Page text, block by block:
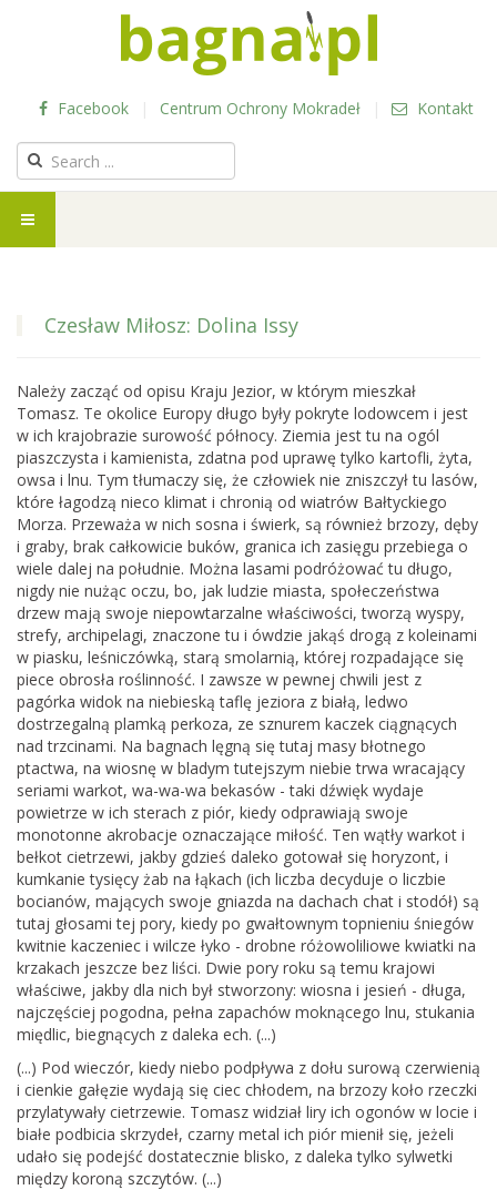
Facebook | Centrum Ochrony Mokradeł | Kontakt
Czesław Miłosz: Dolina Issy
Należy zacząć od opisu Kraju Jezior, w którym mieszkał
Tomasz. Te okolice Europy długo były pokryte lodowcem i jest
w ich krajobrazie surowość północy. Ziemia jest tu na ogól
piaszczysta i kamienista, zdatna pod uprawę tylko kartofli, żyta,
owsa i lnu. Tym tłumaczy się, że człowiek nie zniszczył tu lasów,
które łagodzą nieco klimat i chronią od wiatrów Bałtyckiego
Morza. Przeważa w nich sosna i świerk, są również brzozy, dęby
i graby, brak całkowicie buków, granica ich zasięgu przebiega o
wiele dalej na południe. Można lasami podróżować tu długo,
nigdy nie nużąc oczu, bo, jak ludzie miasta, społeczeństwa
drzew mają swoje niepowtarzalne właściwości, tworzą wyspy,
strefy, archipelagi, znaczone tu i ówdzie jakąś drogą z koleinami
w piasku, leśniczówką, starą smolarnią, której rozpadające się
piece obrosła roślinność. I zawsze w pewnej chwili jest z
pagórka widok na niebieską taflę jeziora z białą, ledwo
dostrzegalną plamką perkoza, ze sznurem kaczek ciągnących
nad trzcinami. Na bagnach lęgną się tutaj masy błotnego
ptactwa, na wiosnę w bladym tutejszym niebie trwa wracający
seriami warkot, wa-wa-wa bekasów - taki dźwięk wydaje
powietrze w ich sterach z piór, kiedy odprawiają swoje
monotonne akrobacje oznaczające miłość. Ten wątły warkot i
bełkot cietrzewi, jakby gdzieś daleko gotował się horyzont, i
kumkanie tysięcy żab na łąkach (ich liczba decyduje o liczbie
bocianów, mających swoje gniazda na dachach chat i stodół) są
tutaj głosami tej pory, kiedy po gwałtownym topnieniu śniegów
kwitnie kaczeniec i wilcze łyko - drobne różowoliliowe kwiatki na
krzakach jeszcze bez liści. Dwie pory roku są temu krajowi
właściwe, jakby dla nich był stworzony: wiosna i jesień - długa,
najczęściej pogodna, pełna zapachów moknącego lnu, stukania
międlic, biegnących z daleka ech. (...)
(...) Pod wieczór, kiedy niebo podpływa z dołu surową czerwienią
i cienkie gałęzie wydają się ciec chłodem, na brzozy koło rzeczki
przylatywały cietrzewie. Tomasz widział liry ich ogonów w locie i
białe podbicia skrzydeł, czarny metal ich piór mienił się, jeżeli
udało się podejść dostatecznie blisko, z daleka tylko sylwetki
między koroną szczytów. (...)